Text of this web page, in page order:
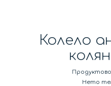
Колело
Нето